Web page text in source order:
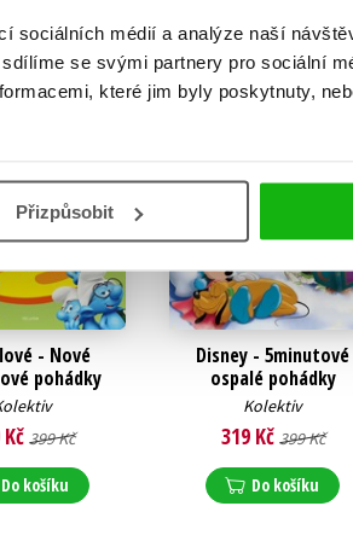
sociálních médií a analýze naší
se svými partnery pro sociální
které jim byly poskytnuty,
Přizpůsobit
D
- Nové
pohádky
399 Kč
Do košíku
Disney - 5minutové
ospalé pohádky
Kolektiv
319 Kč 399 Kč
Do košíku